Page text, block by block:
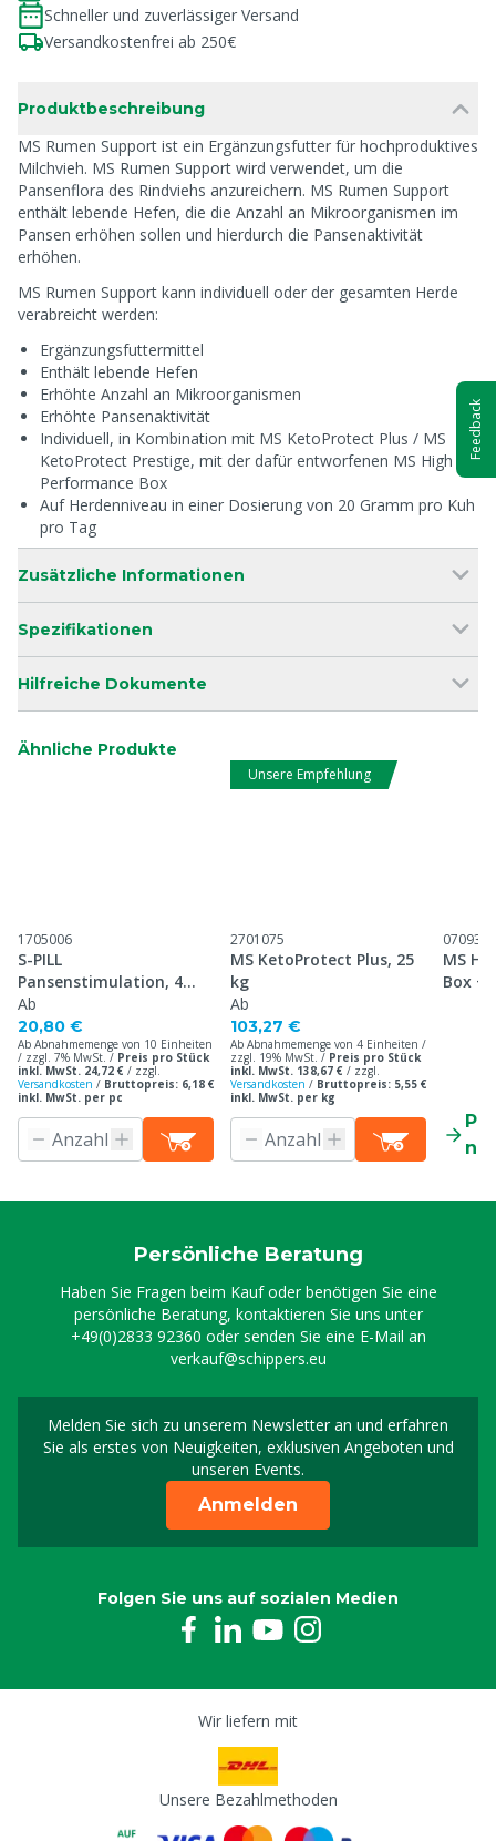
Schneller und zuverlässiger Versand
Versandkostenfrei ab 250€
Produktbeschreibung
MS Rumen Support ist ein Ergänzungsfutter für hochproduktives
Milchvieh. MS Rumen Support wird verwendet, um die
Pansenflora des Rindviehs anzureichern. MS Rumen Support
enthält lebende Hefen, die die Anzahl an Mikroorganismen im
Pansen erhöhen sollen und hierdurch die Pansenaktivität
erhöhen.
MS Rumen Support kann individuell oder der gesamten Herde
verabreicht werden:
Ergänzungsfuttermittel
Enthält lebende Hefen
Erhöhte Anzahl an Mikroorganismen
Erhöhte Pansenaktivität
Individuell, in Kombination mit MS KetoProtect Plus / MS
KetoProtect Prestige, mit der dafür entworfenen MS High
Performance Box
Auf Herdenniveau in einer Dosierung von 20 Gramm pro Kuh
pro Tag
Zusätzliche Informationen
Spezifikationen
Hilfreiche Dokumente
Ähnliche Produkte
1705006
S-PILL
Pansenstimulation, 4
Stück
Ab
20,80 €
Ab Abnahmemenge von 10 Einheiten
/ zzgl. 7% MwSt. / Preis pro Stück
inkl. MwSt. 24,72 € / zzgl.
Versandkosten / Bruttopreis: 6,18 €
inkl. MwSt. per pc
Unsere Empfehlung
2701075
MS KetoProtect Plus, 25
kg
Ab
103,27 €
Ab Abnahmemenge von 4 Einheiten /
zzgl. 19% MwSt. / Preis pro Stück
inkl. MwSt. 138,67 € / zzgl.
Versandkosten / Bruttopreis: 5,55 €
inkl. MwSt. per kg
0709394
MS
Box +
Persönliche Beratung
Haben Sie Fragen beim Kauf oder benötigen Sie eine
persönliche Beratung, kontaktieren Sie uns unter
+49(0)2833 92360 oder senden Sie eine E-Mail an
verkauf@schippers.eu
Melden Sie sich zu unserem Newsletter an und erfahren
Sie als erstes von Neuigkeiten, exklusiven Angeboten und
unseren Events.
Melden Sie sich für
Anmelden
Folgen Sie uns auf sozialen Medien
Wir liefern mit
Unsere Bezahlmethoden
Feedback